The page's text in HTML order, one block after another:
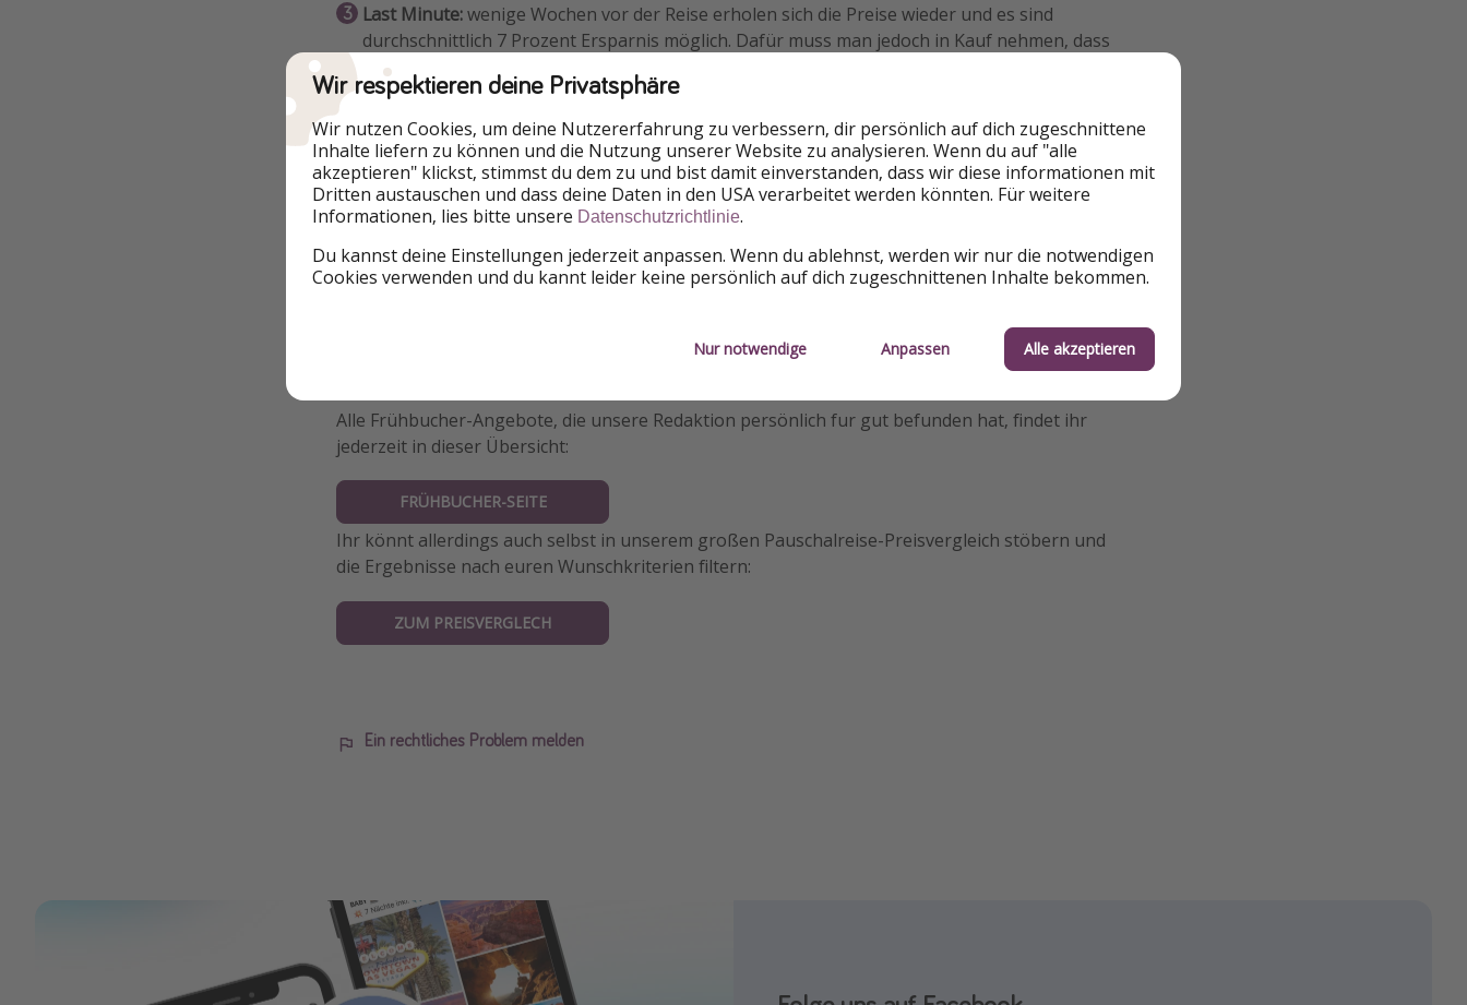
Last Minute:wenige Wochen vor der Reise erholen sich die Preise wieder und es sind
durchschnittlich 7 Prozent Ersparnis möglich. Dafür muss man jedoch in Kauf nehmen, dass
manche Abflughäfen, bestimmte Flugverbindungen, Zimmerkategorien oder auch manche
Hotels nicht mehr Verfügbar sind. Diese Variante empfiehlt sich also eher für flexible
Reisende.
Zusammenfassend kann man getrost sagen:Frühbucher ade – Ultra-Frühbucher sichern sich die
besten Deals!Der Mechanismus ist hier in etwa derselbe, wie ihr es von den Flugpreisen einiger
Billigflieger kennt. Wenn beispielsweise Easyjet Mitte September die Flüge für die Sommerferien
des Folgejahres buchbar macht, haben die Flugpreise ihren niedrigsten Stand. Bis zum Abflug
werden die meisten Flüge im nachfragestarken Hochsommer nie wieder so preiswert angeboten,
Alle Frühbucher-Angebote, die unsere Redaktion persönlich fur gut befunden hat, findet ihr
jederzeit in dieser Übersicht:
FRÜHBUCHER-SEITE
Ihr könnt allerdings auch selbst in unserem großen Pauschalreise-Preisvergleich stöbern und
die Ergebnisse nach euren Wunschkriterien filtern:
ZUM PREISVERGLECH
Ein rechtliches Problem melden
Folge uns auf Instagram
Wir respektieren deine Privatsphäre
Wir nutzen Cookies, um deine Nutzererfahrung zu verbessern, dir persönlich auf dich zugeschnittene
Inhalte liefern zu können und die Nutzung unserer Website zu analysieren. Wenn du auf "alle
akzeptieren" klickst, stimmst du dem zu und bist damit einverstanden, dass wir diese informationen mit
Dritten austauschen und dass deine Daten in den USA verarbeitet werden könnten. Für weitere
Informationen, lies bitte unsere Datenschutzrichtlinie.
Du kannst deine Einstellungen jederzeit anpassen. Wenn du ablehnst, werden wir nur die notwendigen
Cookies verwenden und du kannt leider keine persönlich auf dich zugeschnittenen Inhalte bekommen.
Nur notwendige Anpassen Alle akzeptieren